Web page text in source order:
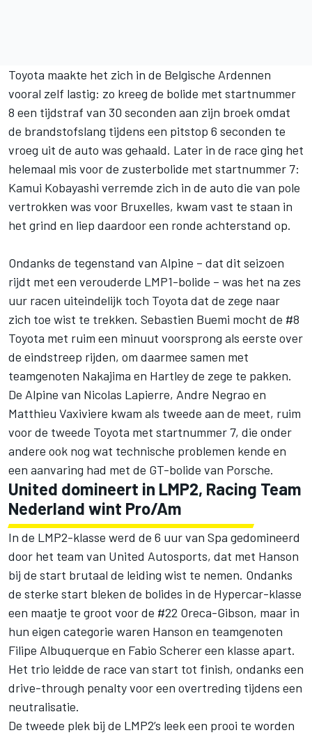
Toyota maakte het zich in de Belgische Ardennen
vooral zelf lastig: zo kreeg de bolide met startnummer
8 een tijdstraf van 30 seconden aan zijn broek omdat
de brandstofslang tijdens een pitstop 6 seconden te
vroeg uit de auto was gehaald. Later in de race ging het
helemaal mis voor de zusterbolide met startnummer 7:
Kamui Kobayashi verremde zich in de auto die van pole
vertrokken was voor Bruxelles, kwam vast te staan in
het grind en liep daardoor een ronde achterstand op.
Ondanks de tegenstand van Alpine – dat dit seizoen
rijdt met een verouderde LMP1-bolide – was het na zes
uur racen uiteindelijk toch Toyota dat de zege naar
zich toe wist te trekken. Sebastien Buemi mocht de #8
Toyota met ruim een minuut voorsprong als eerste over
de eindstreep rijden, om daarmee samen met
teamgenoten Nakajima en Hartley de zege te pakken.
De Alpine van Nicolas Lapierre, Andre Negrao en
Matthieu Vaxiviere kwam als tweede aan de meet, ruim
voor de tweede Toyota met startnummer 7, die onder
andere ook nog wat technische problemen kende en
een aanvaring had met de GT-bolide van Porsche.
United domineert in LMP2, Racing Team
Nederland wint Pro/Am
In de LMP2-klasse werd de 6 uur van Spa gedomineerd
door het team van United Autosports, dat met Hanson
bij de start brutaal de leiding wist te nemen. Ondanks
de sterke start bleken de bolides in de Hypercar-klasse
een maatje te groot voor de #22 Oreca-Gibson, maar in
hun eigen categorie waren Hanson en teamgenoten
Filipe Albuquerque en Fabio Scherer een klasse apart.
Het trio leidde de race van start tot finish, ondanks een
drive-through penalty voor een overtreding tijdens een
neutralisatie.
De tweede plek bij de LMP2’s leek een prooi te worden